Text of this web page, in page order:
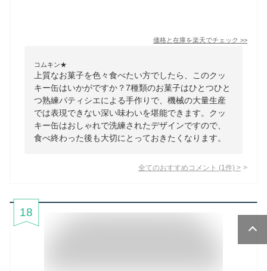
価格と在庫を楽天でチェック >>
コムキン★
上質なお菓子を色々食べたい方でしたら、このクッ
キー缶はいかがですか？7種類のお菓子はひとつひと
つ熟練パティシエによる手作りで、機械の大量生産
では表現できない深い味わいを堪能できます。クッ
キー缶はおしゃれで洗練されたデザインですので、
食べ終わった後も大切にとっておきたくなります。
全てのおすすめコメント (1 件) >
18